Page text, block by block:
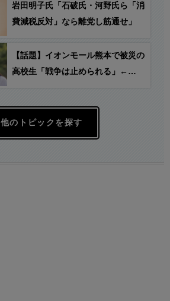
円の貸付なの？税金って、こういう
時のためにあるんじゃないの？」
岩田明子氏「石破氏・河野氏ら「消
費減税反対」なら離党し筋通せ」
【話題】イオンモール熊本で被災の
高校生「戦争は止められる」←
他のトピックを探す